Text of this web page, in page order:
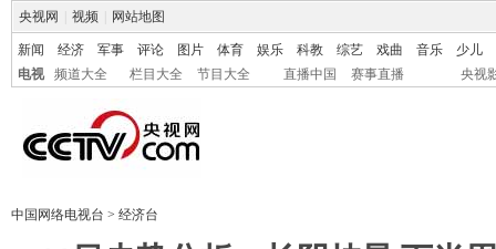
央视网 视频 网站地图
新闻 经济 军事 评论 图片 体育 娱乐 科教 综艺 戏曲 音乐
少儿
电视
频道大全 栏目大全 节目大全 直播中国 赛事直播 央视
中国网络电视台 > 经济台